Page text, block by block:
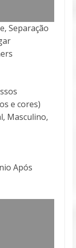
Separação
e cores)
Masculino,
Após